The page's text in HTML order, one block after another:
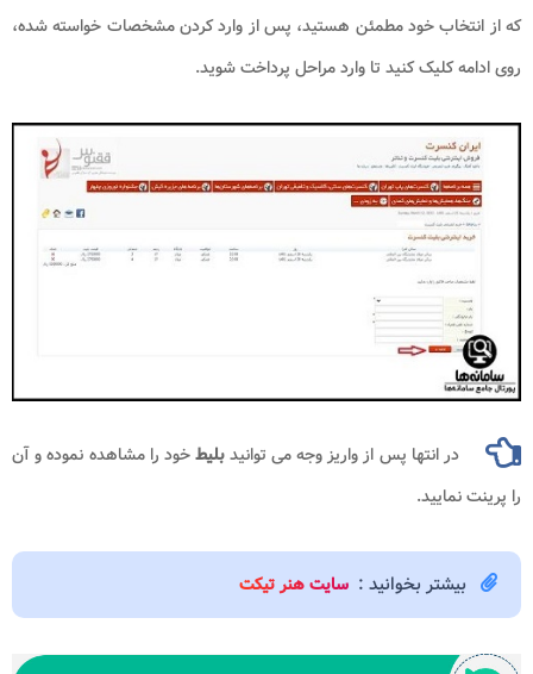
که از انتخاب خود مطمئن هستید، پس از وارد کردن مشخصات خواسته شده،
روی ادامه کلیک کنید تا وارد مراحل پرداخت شوید.
در انتها پس از واریز وجه می توانیدبلیطخود را مشاهده نموده و آن
را پرینت نمایید.
بیشتر بخوانید : سایت هنر تیکت